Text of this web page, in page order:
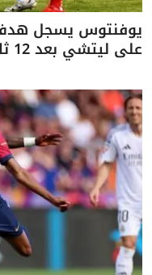
يوفنتوس يسجل هدف
على ليتشي بعد 12 ثانية فقط